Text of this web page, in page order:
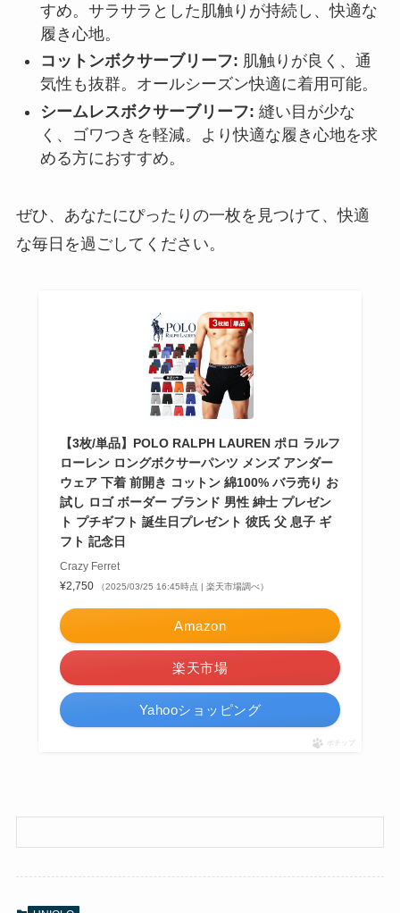
すめ。サラサラとした肌触りが持続し、快適な
履き心地。
コットンボクサーブリーフ: 肌触りが良く、通
気性も抜群。オールシーズン快適に着用可能。
シームレスボクサーブリーフ: 縫い目が少な
く、ゴワつきを軽減。より快適な履き心地を求
める方におすすめ。
ぜひ、あなたにぴったりの一枚を見つけて、快適
な毎日を過ごしてください。
【3枚/単品】POLO RALPH LAUREN ポロ ラルフ
ローレン ロングボクサーパンツ メンズ アンダー
ウェア 下着 前開き コットン 綿100% バラ売り お
試し ロゴ ボーダー ブランド 男性 紳士 プレゼン
ト プチギフト 誕生日プレゼント 彼氏 父 息子 ギ
フト 記念日
Crazy Ferret
¥2,750
（2025/03/25 16:45時点 | 楽天市場調べ）
Amazon
楽天市場
Yahooショッピング
ポチップ